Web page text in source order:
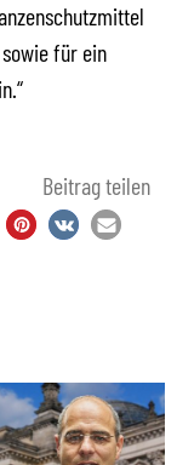
für ein
Beitrag teilen